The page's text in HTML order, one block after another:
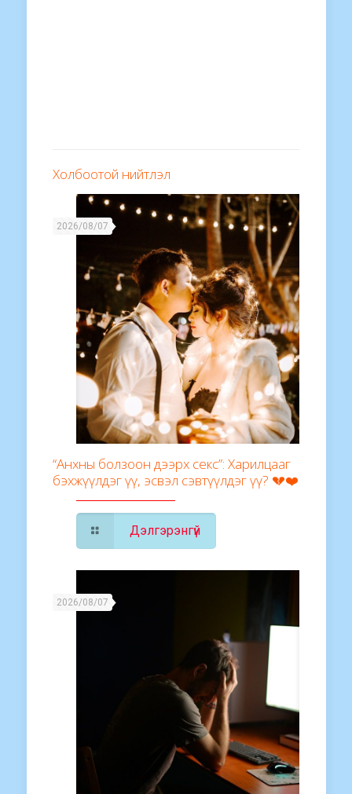
Холбоотой нийтлэл
2026/08/07
“Анхны болзоон дээрх секс”: Харилцааг
бэхжүүлдэг үү, эсвэл сэвтүүлдэг үү? 💔❤️
Дэлгэрэнгүй
2026/08/07